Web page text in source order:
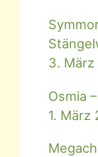
3.
Osmia
1. März